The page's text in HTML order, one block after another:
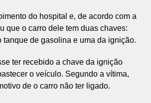
do hospital e, de acordo com a
que o carro dele tem duas chaves:
tanque de gasolina e uma da ignição.
ter recebido a chave da ignição
o veículo. Segundo a vítima,
de o carro não ter ligado.